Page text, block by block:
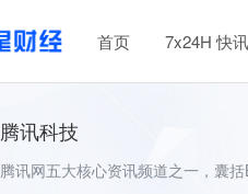
首页 7x24H 快讯
腾讯科技
腾讯网五大核心资讯频道之一，囊